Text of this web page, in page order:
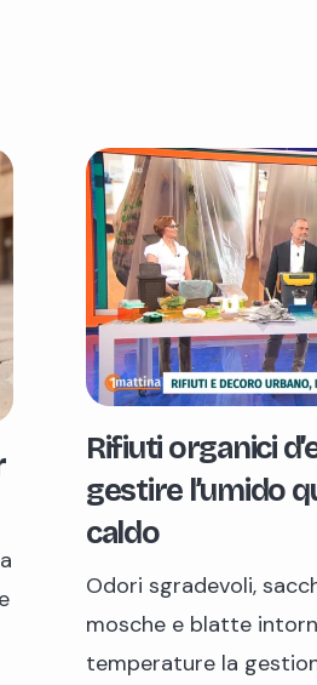
Rifiuti organici
gestire l’umido
caldo
Odori sgradevoli,
mosche e blatte
temperature la